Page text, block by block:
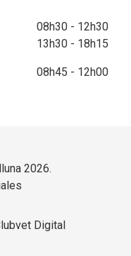
08h30 - 12h30
13h30 - 18h15
08h45 - 12h00
2026.
Digital